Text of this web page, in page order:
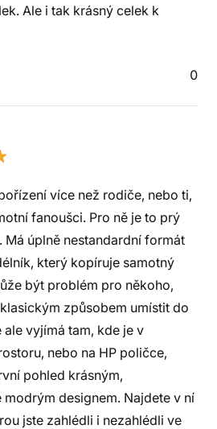
Ale i tak krásný celek k
0
více než rodiče, nebo ti,
fanoušci. Pro ně je to prý
Má úplně nestandardní formát
který kopíruje samotný
být problém pro někoho,
způsobem umístit do
vyjímá tam, kde je v
nebo na HP poličce,
pohled krásným,
designem. Najdete v ní
jste zahlédli i nezahlédli ve